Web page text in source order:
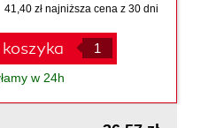
41,40 zł najniższa cena z 30 dni
w 24h